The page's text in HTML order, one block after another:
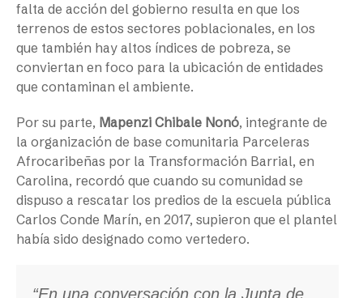
falta de acción del gobierno resulta en que los
terrenos de estos sectores poblacionales, en los
que también hay altos índices de pobreza, se
conviertan en foco para la ubicación de entidades
que contaminan el ambiente.
Por su parte, Mapenzi Chibale Nonó, integrante de
la organización de base comunitaria Parceleras
Afrocaribeñas por la Transformación Barrial, en
Carolina, recordó que cuando su comunidad se
dispuso a rescatar los predios de la escuela pública
Carlos Conde Marín, en 2017, supieron que el plantel
había sido designado como vertedero.
“En una conversación con la Junta de